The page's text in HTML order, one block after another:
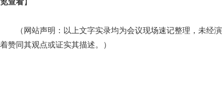
（ 网站声明：以上文字实录均为会议现场速记整理，未经
着赞同其观点或证实其描述。
）